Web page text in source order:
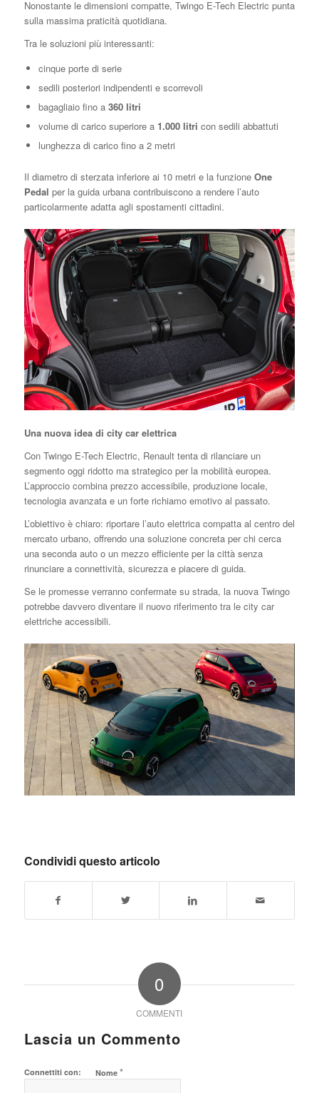
Nonostante le dimensioni compatte, Twingo E-Tech Electric punta
sulla massima praticità quotidiana.
Tra le soluzioni più interessanti:
cinque porte di serie
sedili posteriori indipendenti e scorrevoli
bagagliaio fino a 360 litri
volume di carico superiore a 1.000 litri con sedili abbattuti
lunghezza di carico fino a 2 metri
Il diametro di sterzata inferiore ai 10 metri e la funzione One
Pedal per la guida urbana contribuiscono a rendere l’auto
particolarmente adatta agli spostamenti cittadini.
Una nuova idea di city car elettrica
Con Twingo E-Tech Electric, Renault tenta di rilanciare un
segmento oggi ridotto ma strategico per la mobilità europea.
L’approccio combina prezzo accessibile, produzione locale,
tecnologia avanzata e un forte richiamo emotivo al passato.
L’obiettivo è chiaro: riportare l’auto elettrica compatta al centro del
mercato urbano, offrendo una soluzione concreta per chi cerca
una seconda auto o un mezzo efficiente per la città senza
rinunciare a connettività, sicurezza e piacere di guida.
Se le promesse verranno confermate su strada, la nuova Twingo
potrebbe davvero diventare il nuovo riferimento tra le city car
elettriche accessibili.
Condividi questo articolo
0
COMMENTI
Lascia un Commento
Connettiti con: Nome *